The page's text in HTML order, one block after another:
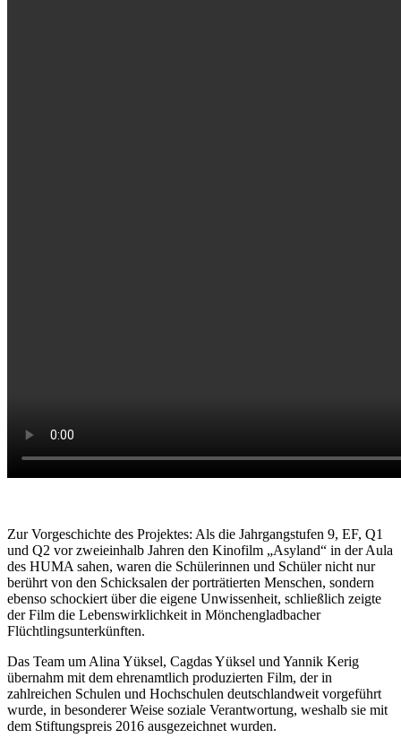
Zur Vorgeschichte des Projektes: Als die Jahrgangstufen 9, EF, Q1
und Q2 vor zweieinhalb Jahren den Kinofilm „Asyland“ in der Aula
des HUMA sahen, waren die Schülerinnen und Schüler nicht nur
berührt von den Schicksalen der porträtierten Menschen, sondern
ebenso schockiert über die eigene Unwissenheit, schließlich zeigte
der Film die Lebenswirklichkeit in Mönchengladbacher
Flüchtlingsunterkünften.
Das Team um Alina Yüksel, Cagdas Yüksel und Yannik Kerig
übernahm mit dem ehrenamtlich produzierten Film, der in
zahlreichen Schulen und Hochschulen deutschlandweit vorgeführt
wurde, in besonderer Weise soziale Verantwortung, weshalb sie mit
dem Stiftungspreis 2016 ausgezeichnet wurden.